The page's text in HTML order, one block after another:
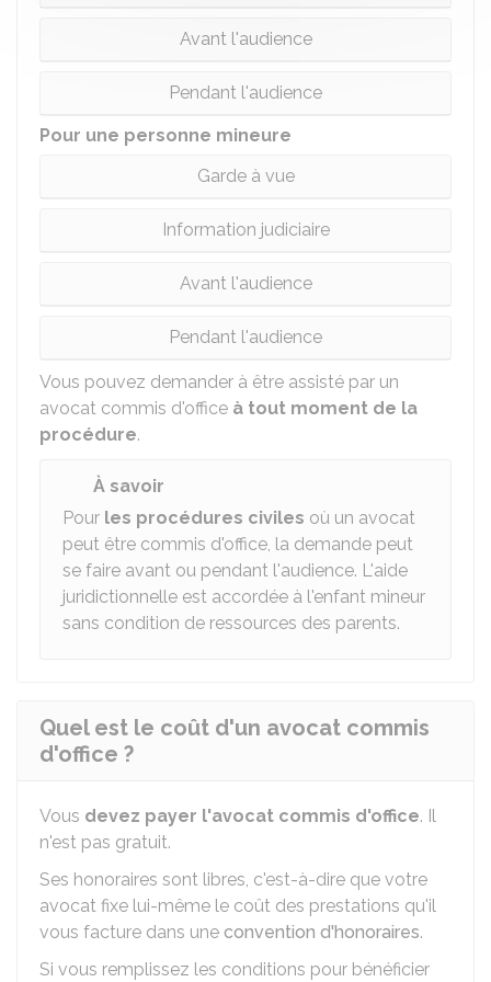
Avant l'audience
Pendant l'audience
Pour une personne mineure
Garde à vue
Information judiciaire
Avant l'audience
Pendant l'audience
Vous pouvez demander à être assisté par un
avocat commis d'office à tout moment de la
procédure.
À savoir
Pour les procédures civiles où un avocat
peut être commis d'office, la demande peut
se faire avant ou pendant l'audience. L'aide
juridictionnelle est accordée à l'enfant mineur
sans condition de ressources des parents.
Quel est le coût d'un avocat commis
d'office ?
Vous devez payer l'avocat commis d'office. Il
n'est pas gratuit.
Ses honoraires sont libres, c'est-à-dire que votre
avocat fixe lui-même le coût des prestations qu'il
vous facture dans une convention d'honoraires.
Si vous remplissez les conditions pour bénéficier